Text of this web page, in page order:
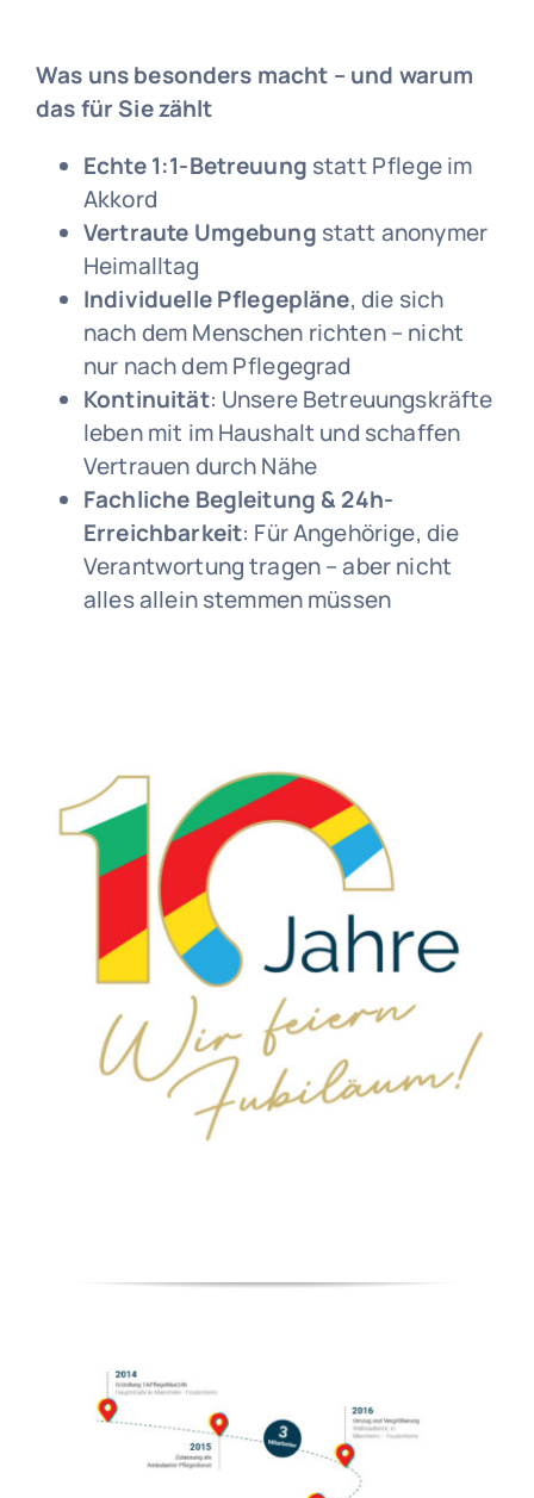
Was uns besonders macht – und warum
das für Sie zählt
Echte 1:1-Betreuung statt Pflege im
Akkord
Vertraute Umgebung statt anonymer
Heimalltag
Individuelle Pflegepläne, die sich
nach dem Menschen richten – nicht
nur nach dem Pflegegrad
Kontinuität: Unsere Betreuungskräfte
leben mit im Haushalt und schaffen
Vertrauen durch Nähe
Fachliche Begleitung & 24h-
Erreichbarkeit: Für Angehörige, die
Verantwortung tragen – aber nicht
alles allein stemmen müssen